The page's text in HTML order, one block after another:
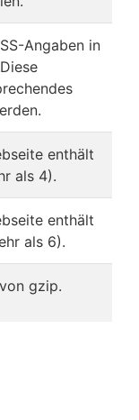
Angaben in
enthält
als 4).
enthält
als 6).
gzip.